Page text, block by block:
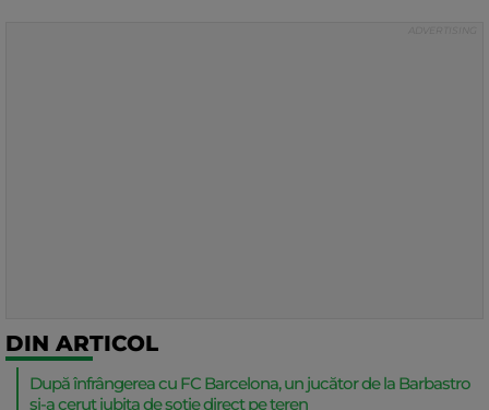
DIN ARTICOL
După înfrângerea cu FC Barcelona, un jucător de la Barbastro
și-a cerut iubita de soție direct pe teren